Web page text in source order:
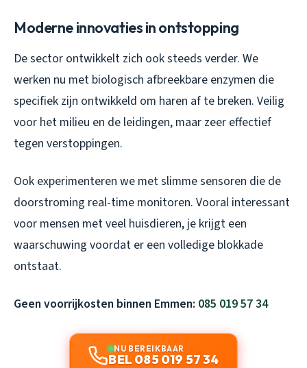
Moderne innovaties in ontstopping
De sector ontwikkelt zich ook steeds verder. We
werken nu met biologisch afbreekbare enzymen die
specifiek zijn ontwikkeld om haren af te breken. Veilig
voor het milieu en de leidingen, maar zeer effectief
tegen verstoppingen.
Ook experimenteren we met slimme sensoren die de
doorstroming real-time monitoren. Vooral interessant
voor mensen met veel huisdieren, je krijgt een
waarschuwing voordat er een volledige blokkade
ontstaat.
Geen voorrijkosten binnen Emmen: 085 019 57 34
NU BEREIKBAAR
BEL 085 019 57 34